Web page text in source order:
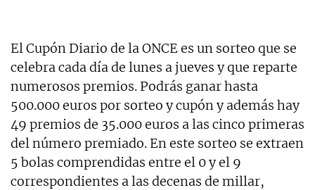
El Cupón Diario de la ONCE es un sorteo que se
celebra cada día de lunes a jueves y que reparte
numerosos premios. Podrás ganar hasta
500.000 euros por sorteo y cupón y además hay
49 premios de 35.000 euros a las cinco primeras
del número premiado. En este sorteo se extraen
5 bolas comprendidas entre el 0 y el 9
correspondientes a las decenas de millar,